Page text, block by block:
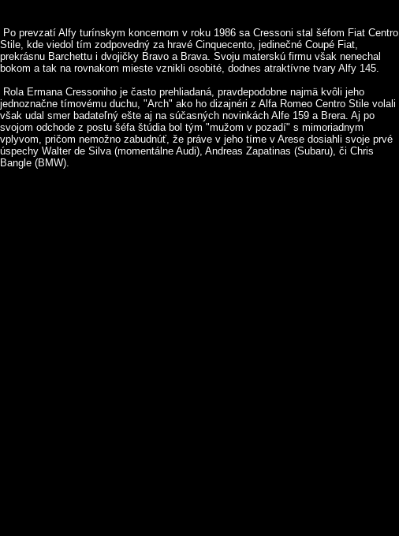
Po prevzatí Alfy turínskym koncernom v roku 1986 sa Cressoni stal šéfom Fiat Centro
Stile, kde viedol tím zodpovedný za hravé Cinquecento, jedinečné Coupé Fiat,
prekrásnu Barchettu i dvojičky Bravo a Brava. Svoju materskú firmu však nenechal
bokom a tak na rovnakom mieste vznikli osobité, dodnes atraktívne tvary Alfy 145.
Rola Ermana Cressoniho je často prehliadaná, pravdepodobne najmä kvôli jeho
jednoznačne tímovému duchu, "Arch" ako ho dizajnéri z Alfa Romeo Centro Stile volali
však udal smer badateľný ešte aj na súčasných novinkách Alfe 159 a Brera. Aj po
svojom odchode z postu šéfa štúdia bol tým "mužom v pozadí" s mimoriadnym
vplyvom, pričom nemožno zabudnúť, že práve v jeho tíme v Arese dosiahli svoje prvé
úspechy Walter de Silva (momentálne Audi), Andreas Zapatinas (Subaru), či Chris
Bangle (BMW).